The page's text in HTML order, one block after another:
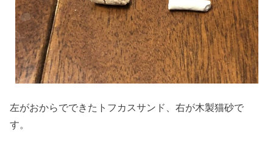
左がおからでできたトフカスサンド、右が木製猫砂で
す。